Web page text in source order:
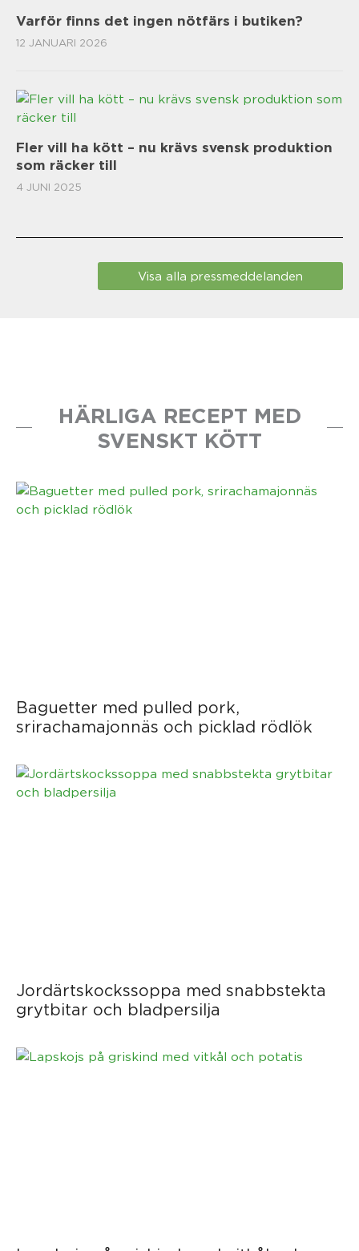
Varför finns det ingen nötfärs i butiken?
12 JANUARI 2026
Fler vill ha kött – nu krävs svensk produktion
som räcker till
4 JUNI 2025
Visa alla pressmeddelanden
HÄRLIGA RECEPT MED
SVENSKT KÖTT
Baguetter med pulled pork,
srirachamajonnäs och picklad rödlök
Jordärtskockssoppa med snabbstekta
grytbitar och bladpersilja